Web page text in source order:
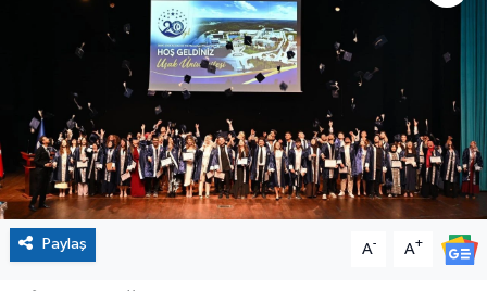
Paylaş A- A+